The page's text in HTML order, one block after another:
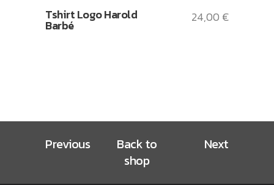
Tshirt Logo Harold
Barbé
24,00 €
Previous
Back to
shop
Next